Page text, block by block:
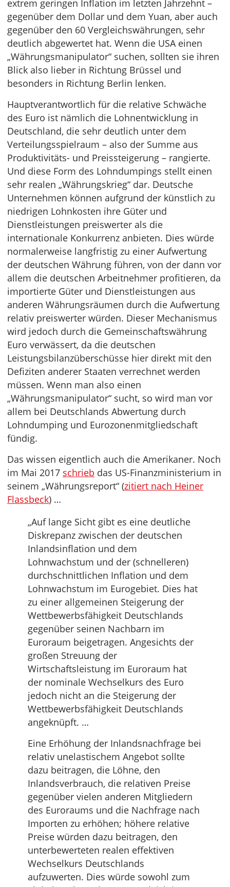
extrem geringen Inflation im letzten Jahrzehnt –
gegenüber dem Dollar und dem Yuan, aber auch
gegenüber den 60 Vergleichswährungen, sehr
deutlich abgewertet hat. Wenn die USA einen
„Währungsmanipulator“ suchen, sollten sie ihren
Blick also lieber in Richtung Brüssel und
besonders in Richtung Berlin lenken.
Hauptverantwortlich für die relative Schwäche
des Euro ist nämlich die Lohnentwicklung in
Deutschland, die sehr deutlich unter dem
Verteilungsspielraum – also der Summe aus
Produktivitäts- und Preissteigerung – rangierte.
Und diese Form des Lohndumpings stellt einen
sehr realen „Währungskrieg“ dar. Deutsche
Unternehmen können aufgrund der künstlich zu
niedrigen Lohnkosten ihre Güter und
Dienstleistungen preiswerter als die
internationale Konkurrenz anbieten. Dies würde
normalerweise langfristig zu einer Aufwertung
der deutschen Währung führen, von der dann vor
allem die deutschen Arbeitnehmer profitieren, da
importierte Güter und Dienstleistungen aus
anderen Währungsräumen durch die Aufwertung
relativ preiswerter würden. Dieser Mechanismus
wird jedoch durch die Gemeinschaftswährung
Euro verwässert, da die deutschen
Leistungsbilanzüberschüsse hier direkt mit den
Defiziten anderer Staaten verrechnet werden
müssen. Wenn man also einen
„Währungsmanipulator“ sucht, so wird man vor
allem bei Deutschlands Abwertung durch
Lohndumping und Eurozonenmitgliedschaft
fündig.
Das wissen eigentlich auch die Amerikaner. Noch
im Mai 2017 schrieb das US-Finanzministerium in
seinem „Währungsreport“ (zitiert nach Heiner
Flassbeck) …
„Auf lange Sicht gibt es eine deutliche
Diskrepanz zwischen der deutschen
Inlandsinflation und dem
Lohnwachstum und der (schnelleren)
durchschnittlichen Inflation und dem
Lohnwachstum im Eurogebiet. Dies hat
zu einer allgemeinen Steigerung der
Wettbewerbsfähigkeit Deutschlands
gegenüber seinen Nachbarn im
Euroraum beigetragen. Angesichts der
großen Streuung der
Wirtschaftsleistung im Euroraum hat
der nominale Wechselkurs des Euro
jedoch nicht an die Steigerung der
Wettbewerbsfähigkeit Deutschlands
angeknüpft. …
Eine Erhöhung der Inlandsnachfrage bei
relativ unelastischem Angebot sollte
dazu beitragen, die Löhne, den
Inlandsverbrauch, die relativen Preise
gegenüber vielen anderen Mitgliedern
des Euroraums und die Nachfrage nach
Importen zu erhöhen; höhere relative
Preise würden dazu beitragen, den
unterbewerteten realen effektiven
Wechselkurs Deutschlands
aufzuwerten. Dies würde sowohl zum